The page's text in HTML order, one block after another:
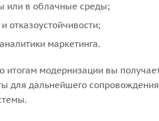
или в облачные среды;
отказоустойчивости;
маркетинга.
итогам модернизации вы
для дальнейшего